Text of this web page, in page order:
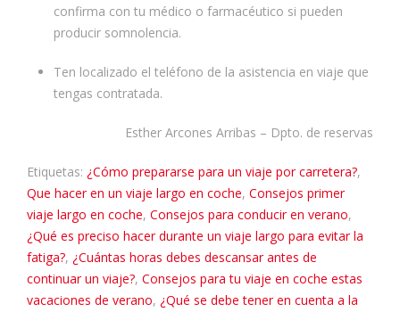
confirma con tu médico o farmacéutico si pueden
producir somnolencia.
Ten localizado el teléfono de la asistencia en viaje que
tengas contratada.
Esther Arcones Arribas – Dpto. de reservas
Etiquetas: ¿Cómo prepararse para un viaje por carretera?,
Que hacer en un viaje largo en coche, Consejos primer
viaje largo en coche, Consejos para conducir en verano,
¿Qué es preciso hacer durante un viaje largo para evitar la
fatiga?, ¿Cuántas horas debes descansar antes de
continuar un viaje?, Consejos para tu viaje en coche estas
vacaciones de verano, ¿Qué se debe tener en cuenta a la